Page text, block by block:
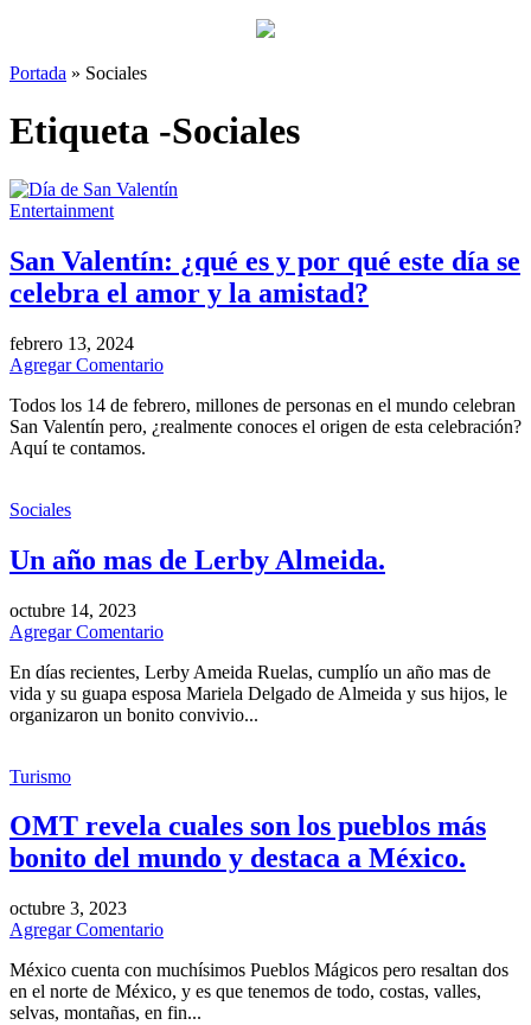
Portada » Sociales
Etiqueta -Sociales
Entertainment
San Valentín: ¿qué es y por qué este día se
celebra el amor y la amistad?
febrero 13, 2024
Agregar Comentario
Todos los 14 de febrero, millones de personas en el mundo celebran
San Valentín pero, ¿realmente conoces el origen de esta celebración?
Aquí te contamos.
Sociales
Un año mas de Lerby Almeida.
octubre 14, 2023
Agregar Comentario
En días recientes, Lerby Ameida Ruelas, cumplío un año mas de
vida y su guapa esposa Mariela Delgado de Almeida y sus hijos, le
organizaron un bonito convivio...
Turismo
OMT revela cuales son los pueblos más
bonito del mundo y destaca a México.
octubre 3, 2023
Agregar Comentario
México cuenta con muchísimos Pueblos Mágicos pero resaltan dos
en el norte de México, y es que tenemos de todo, costas, valles,
selvas, montañas, en fin...